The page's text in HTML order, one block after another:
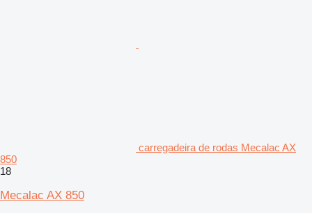
carregadeira de rodas Mecalac AX
850
18
Mecalac AX 850